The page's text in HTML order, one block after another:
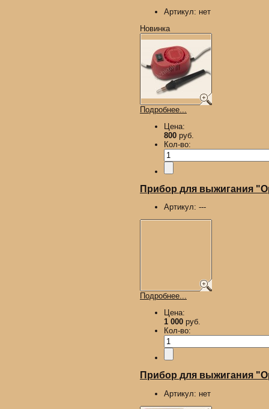
Артикул: нет
Новинка
Подробнее...
Цена:
800 руб.
Кол-во:
Прибор для выжигания
Артикул: ---
Подробнее...
Цена:
1 000 руб.
Кол-во:
Прибор для выжигания
Артикул: нет